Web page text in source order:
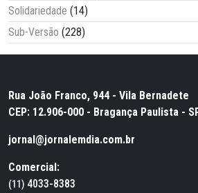
Solidariedade (14)
Sub-Versão (228)
Rua João Franco, 944 - Vila Bernadete
CEP: 12.906-000 - Bragança Paulista -
jornal@jornalemdia.com.br
Comercial:
(11) 4033-8383